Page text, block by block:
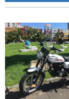
2018-03-16
2018-03-15
2018-03-13